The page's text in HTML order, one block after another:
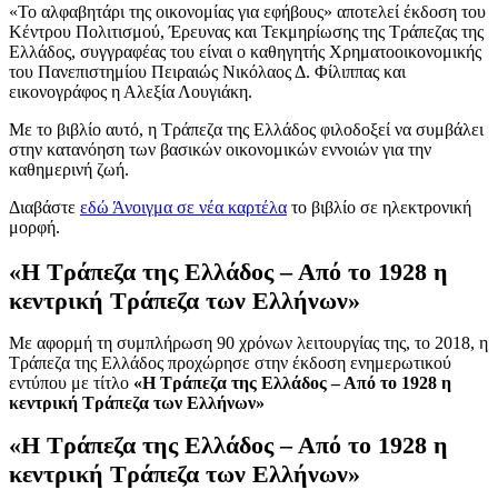
«Το αλφαβητάρι της οικονομίας για εφήβους» αποτελεί έκδοση του
Κέντρου Πολιτισμού, Έρευνας και Τεκμηρίωσης της Τράπεζας της
Ελλάδος, συγγραφέας του είναι ο καθηγητής Χρηματοοικονομικής
του Πανεπιστημίου Πειραιώς Νικόλαος Δ. Φίλιππας και
εικονογράφος η Αλεξία Λουγιάκη.
Με το βιβλίο αυτό, η Τράπεζα της Ελλάδος φιλοδοξεί να συμβάλει
στην κατανόηση των βασικών οικονομικών εννοιών για την
καθημερινή ζωή.
Διαβάστε εδώ Άνοιγμα σε νέα καρτέλα το βιβλίο σε ηλεκτρονική
μορφή.
«Η Τράπεζα της Ελλάδος – Από το 1928 η
κεντρική Τράπεζα των Ελλήνων»
Με αφορμή τη συμπλήρωση 90 χρόνων λειτουργίας της, το 2018, η
Τράπεζα της Ελλάδος προχώρησε στην έκδοση ενημερωτικού
εντύπου με τίτλο «ΗΤράπεζα της Ελλάδος – Από το 1928 η
κεντρική Τράπεζα των Ελλήνων»
«Η Τράπεζα της Ελλάδος – Από το 1928 η
κεντρική Τράπεζα των Ελλήνων»